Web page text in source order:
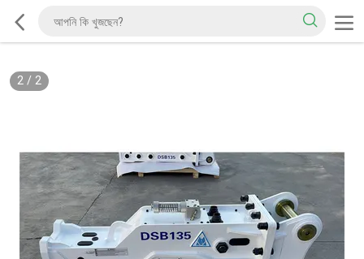
2/ 2